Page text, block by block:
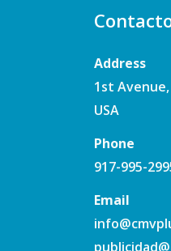
Address
1st
USA
Phone
917-995-
Email